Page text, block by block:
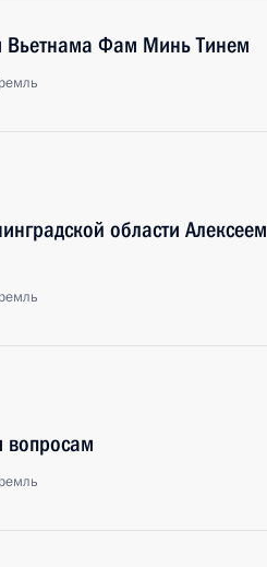
Вьетнама Фам Минь Тинем
области Алексеем
вопросам